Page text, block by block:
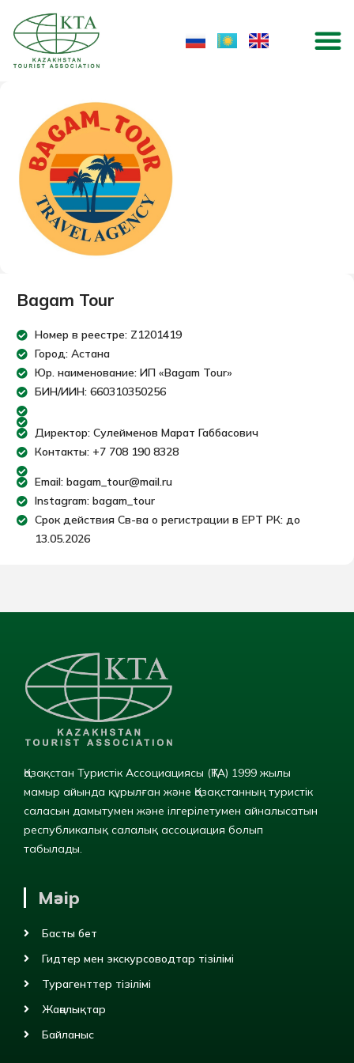
content
Bagam Tour
Номер в реестре: Z1201419
Город: Астана
Юр. наименование: ИП «Bagam Tour»
БИН/ИИН: 660310350256
Директор: Сулейменов Марат Габбасович
Контакты: +7 708 190 8328
Email: bagam_tour@mail.ru
Instagram: bagam_tour
Срок действия Св-ва о регистрации в ЕРТ РК: до
13.05.2026
Қазақстан Туристік Ассоциациясы (ҚТА) 1999 жылы
мамыр айында құрылған және Қазақстанның туристік
саласын дамытумен және ілгерілетумен айналысатын
республикалық салалық ассоциация болып
табылады.
Мәзір
Басты бет
Гидтер мен экскурсоводтар тізілімі
Турагенттер тізілімі
Жаңалықтар
Байланыс